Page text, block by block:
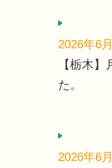
2026年6
【栃木
た。
2026年6